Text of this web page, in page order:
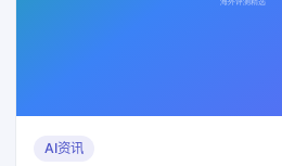
AI资讯